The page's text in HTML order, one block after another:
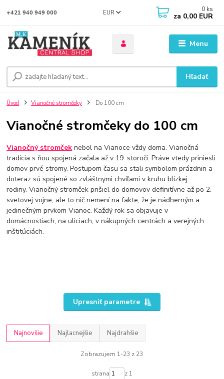
Menu
EUR
Hľadať
+421 940 949 000 0 ks
za 0,00 EUR
Úvod Vianočné stromčeky Do 100 cm
Vianočné stromčeky do 100 cm
Vianočný stromček nebol na Vianoce vždy doma. Vianočná
tradícia s ňou spojená začala až v 19. storočí. Práve vtedy priniesli
domov prvé stromy. Postupom času sa stali symbolom prázdnin a
doteraz sú spojené so zvláštnymi chvíľami v kruhu blízkej
rodiny. Vianočný stromček prišiel do domovov definitívne až po 2.
svetovej vojne, ale to nič nemení na fakte, že je nádherným a
jedinečným prvkom Vianoc. Každý rok sa objavuje v
domácnostiach, na uliciach, v nákupných centrách a verejných
inštitúciách.
Upresniť parametre
Najnovšie Najlacnejšie Najdrahšie
Zobrazujem 1-23 z 23
strana z 1